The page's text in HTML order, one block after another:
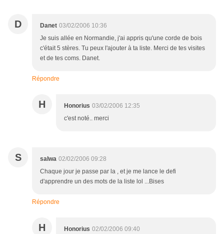
D Danet 03/02/2006 10:36
Je suis allée en Normandie, j'ai appris qu'une corde de bois
c'était 5 stères. Tu peux l'ajouter à ta liste. Merci de tes visites
et de tes coms. Danet.
Répondre
H Honorius 03/02/2006 12:35
c'est noté.. merci
S salwa 02/02/2006 09:28
Chaque jour je passe par la , et je me lance le defi
d'apprendre un des mots de la liste lol ...Bises
Répondre
H Honorius 02/02/2006 09:40